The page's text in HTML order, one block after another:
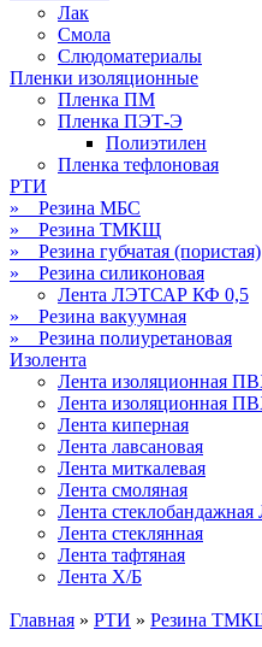
Лак
Смола
Слюдоматериалы
Пленки изоляционные
Пленка ПМ
Пленка ПЭТ-Э
Полиэтилен
Пленка тефлоновая
РТИ
» Резина МБС
» Резина ТМКЩ
» Резина губчатая (пористая)
» Резина силиконовая
Лента ЛЭТСАР КФ 0,5
» Резина вакуумная
» Резина полиуретановая
Изолента
Лента изоляционная
Лента изоляционная
Лента киперная
Лента лавсановая
Лента миткалевая
Лента смоляная
Лента
Лента стеклянная
Лента тафтяная
Лента Х/Б
Главная » РТИ » Резина